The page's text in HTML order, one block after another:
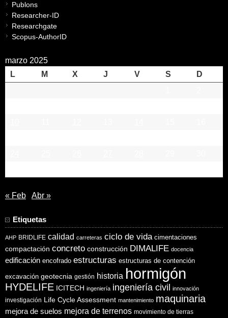
Publons
Researcher-ID
Researchgate
Scopus-AuthorID
marzo 2025
L
M X J V S
D
« Feb Abr »
Etiquetas
AHP BRIDLIFE calidad carreteras ciclo de vida cimentaciones
compactación concreto construcción DIMALIFE docencia
edificación encofrado estructuras estructuras de contención
excavación geotecnia gestión historia hormigón
HYDELIFE ICITECH ingeniería ingeniería civil innovación
investigación Life Cycle Assessment mantenimiento maquinaria
mejora de suelos mejora de terrenos movimiento de tierras